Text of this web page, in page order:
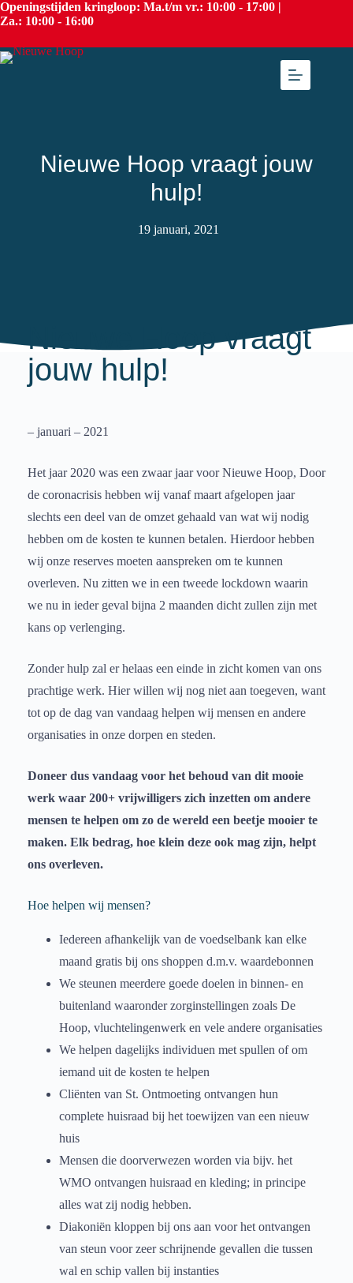
Openingstijden kringloop: Ma.t/m vr.: 10:00 - 17:00 |
Za.: 10:00 - 16:00
Nieuwe Hoop vraagt jouw
hulp!
19 januari, 2021
Nieuwe Hoop vraagt
jouw hulp!
– januari – 2021
Het jaar 2020 was een zwaar jaar voor Nieuwe Hoop, Door
de coronacrisis hebben wij vanaf maart afgelopen jaar
slechts een deel van de omzet gehaald van wat wij nodig
hebben om de kosten te kunnen betalen. Hierdoor hebben
wij onze reserves moeten aanspreken om te kunnen
overleven. Nu zitten we in een tweede lockdown waarin
we nu in ieder geval bijna 2 maanden dicht zullen zijn met
kans op verlenging.
Zonder hulp zal er helaas een einde in zicht komen van ons
prachtige werk. Hier willen wij nog niet aan toegeven, want
tot op de dag van vandaag helpen wij mensen en andere
organisaties in onze dorpen en steden.
Doneer dus vandaag voor het behoud van dit mooie
werk waar 200+ vrijwilligers zich inzetten om andere
mensen te helpen om zo de wereld een beetje mooier te
maken. Elk bedrag, hoe klein deze ook mag zijn, helpt
ons overleven.
Hoe helpen wij mensen?
Iedereen afhankelijk van de voedselbank kan elke
maand gratis bij ons shoppen d.m.v. waardebonnen
We steunen meerdere goede doelen in binnen- en
buitenland waaronder zorginstellingen zoals De
Hoop, vluchtelingenwerk en vele andere organisaties
We helpen dagelijks individuen met spullen of om
iemand uit de kosten te helpen
Cliënten van St. Ontmoeting ontvangen hun
complete huisraad bij het toewijzen van een nieuw
huis
Mensen die doorverwezen worden via bijv. het
WMO ontvangen huisraad en kleding; in principe
alles wat zij nodig hebben.
Diakoniën kloppen bij ons aan voor het ontvangen
van steun voor zeer schrijnende gevallen die tussen
wal en schip vallen bij instanties